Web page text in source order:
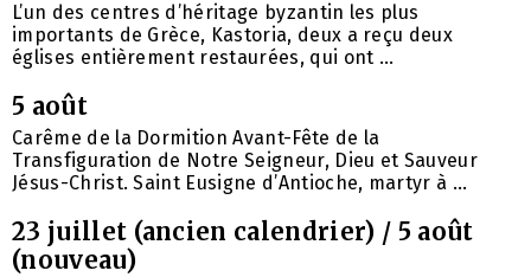
L’un des centres d’héritage byzantin les plus
importants de Grèce, Kastoria, deux a reçu deux
églises entièrement restaurées, qui ont ...
5 août
Carême de la Dormition Avant-Fête de la
Transfiguration de Notre Seigneur, Dieu et Sauveur
Jésus-Christ. Saint Eusigne d’Antioche, martyr à ...
23 juillet (ancien calendrier) / 5 août
(nouveau)